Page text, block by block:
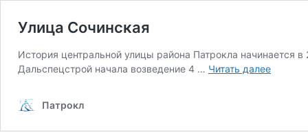
Улица Сочинская
История центральной улицы района Патрокла начинается в
Дальспецстрой начала возведение 4 … Читать далееУлица
Патрокл